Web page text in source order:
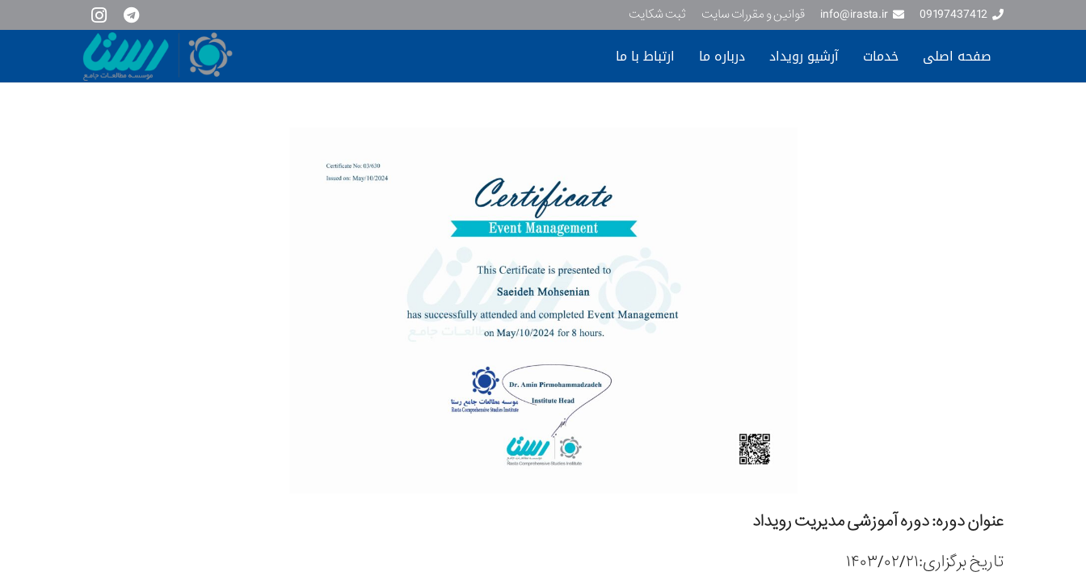
09197437412
info@irasta.ir قوانین و مقررات سایت ثبت شکایت
صفحه اصلی خدمات آرشیو رویداد درباره ما ارتباط با ما
عنوان دوره: دوره آموزشی مدیریت رویداد
تاریخ برگزاری:۱۴۰۳/۰۲/۲۱